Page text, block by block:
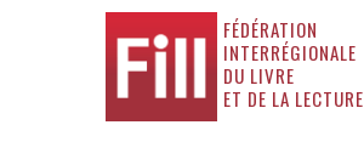
FÉDÉRATION
INTERRÉGIONALE
DU LIVRE
ET DE LA LECTURE